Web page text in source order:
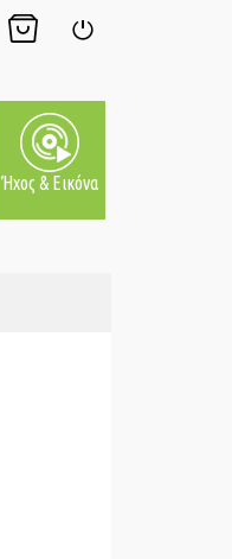
μου
Ήχος & Εικόνα